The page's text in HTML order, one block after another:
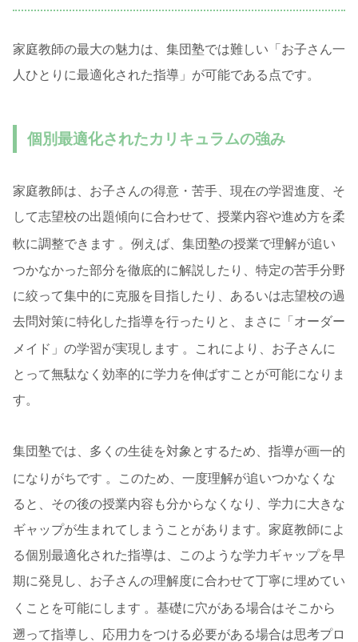
家庭教師の最大の魅力は、集団塾では難しい「お子さん一
人ひとりに最適化された指導」が可能である点です。
個別最適化されたカリキュラムの強み
家庭教師は、お子さんの得意・苦手、現在の学習進度、そ
して志望校の出題傾向に合わせて、授業内容や進め方を柔
軟に調整できます 。例えば、集団塾の授業で理解が追い
つかなかった部分を徹底的に解説したり、特定の苦手分野
に絞って集中的に克服を目指したり、あるいは志望校の過
去問対策に特化した指導を行ったりと、まさに「オーダー
メイド」の学習が実現します 。これにより、お子さんに
とって無駄なく効率的に学力を伸ばすことが可能になりま
す。
集団塾では、多くの生徒を対象とするため、指導が画一的
になりがちです 。このため、一度理解が追いつかなくな
ると、その後の授業内容も分からなくなり、学力に大きな
ギャップが生まれてしまうことがあります。家庭教師によ
る個別最適化された指導は、このような学力ギャップを早
期に発見し、お子さんの理解度に合わせて丁寧に埋めてい
くことを可能にします 。基礎に穴がある場合はそこから
遡って指導し、応用力をつける必要がある場合は思考プロ